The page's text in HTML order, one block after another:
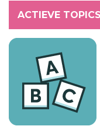
ACTIEVE TOPICS